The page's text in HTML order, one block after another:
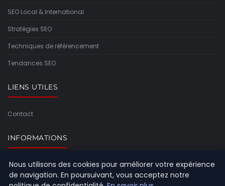
SEO Local & International
Stratégies SEO
Techniques de référencement
Tendances SEO
LIENS UTILES
Contact
INFORMATIONS
Plan du site
Nous utilisons des cookies pour améliorer votre expérience
de navigation. En poursuivant, vous acceptez notre